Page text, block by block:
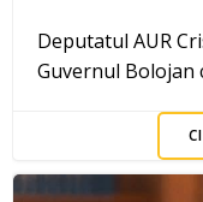
Deputatul AUR
Guvernul Bolojan